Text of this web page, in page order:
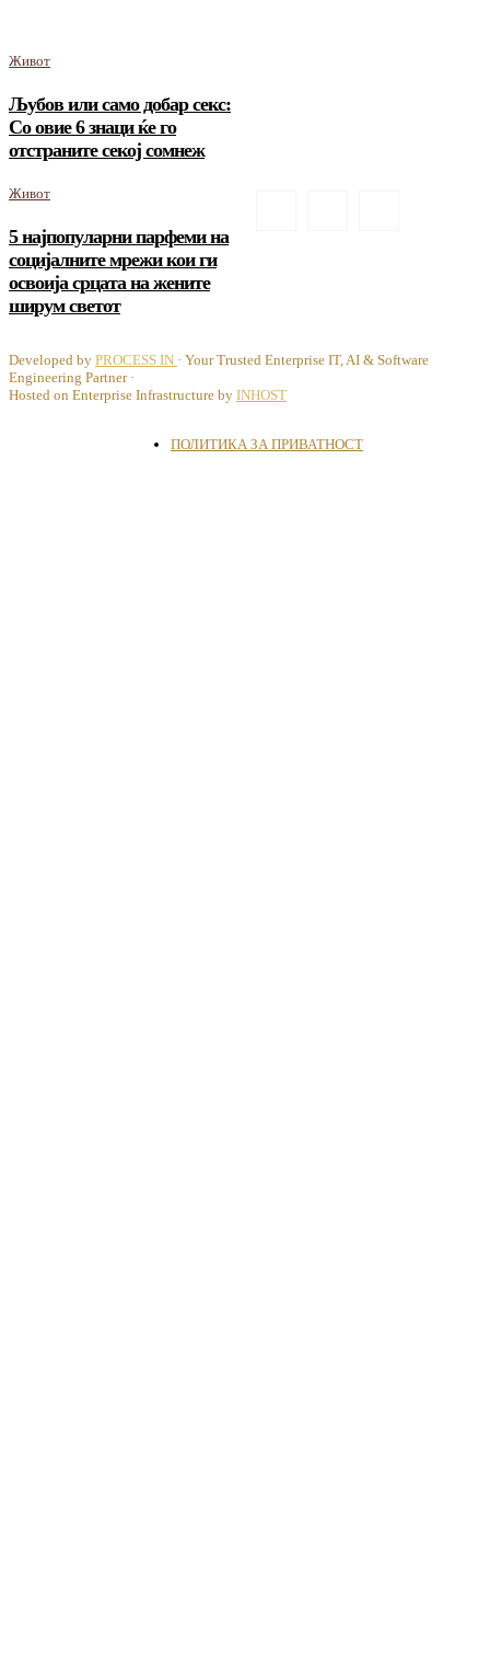
Живот
Љубов или само добар секс:
Со овие 6 знаци ќе го
отстраните секој сомнеж
Живот
5 најпопуларни парфеми на
социјалните мрежи кои ги
освоија срцата на жените
ширум светот
Developed by PROCESS IN · Your Trusted Enterprise IT, AI & Software
Engineering Partner ·
Hosted on Enterprise Infrastructure by INHOST
ПОЛИТИКА ЗА ПРИВАТНОСТ